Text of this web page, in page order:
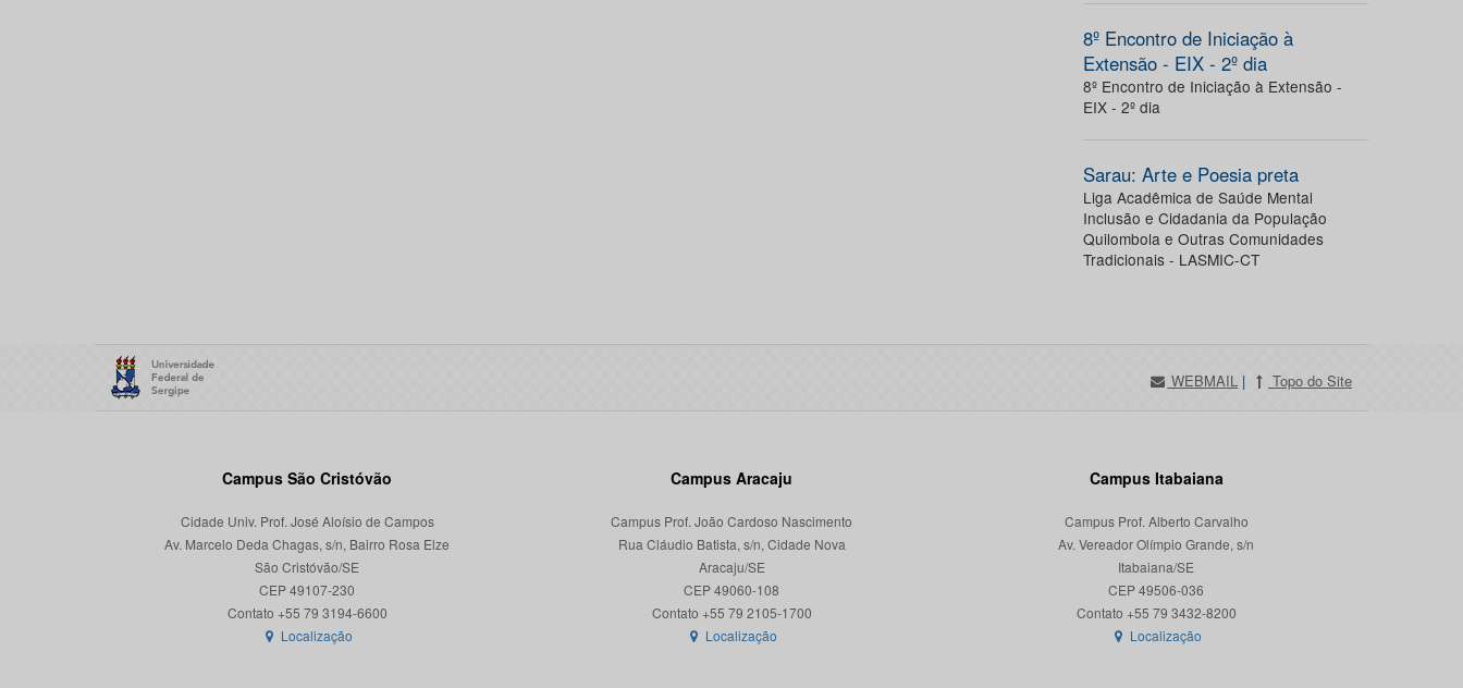
8º Encontro de Iniciação à
Extensão - EIX - 2º dia
8º Encontro de Iniciação à Extensão -
EIX - 2º dia
Sarau: Arte e Poesia preta
Liga Acadêmica de Saúde Mental
Inclusão e Cidadania da População
Quilombola e Outras Comunidades
Tradicionais - LASMIC-CT
WEBMAIL | Topo do Site
Campus São Cristóvão
Cidade Univ. Prof. José Aloísio de Campos
Av. Marcelo Deda Chagas, s/n, Bairro Rosa Elze
São Cristóvão/SE
CEP 49107-230
Localização
Campus Aracaju
Campus Prof. João Cardoso Nascimento
Rua Cláudio Batista, s/n, Cidade Nova
Aracaju/SE
CEP 49060-108
Localização
Campus Itabaiana
Campus Prof. Alberto Carvalho
Av. Vereador Olímpio Grande, s/n
Itabaiana/SE
CEP 49506-036
Localização